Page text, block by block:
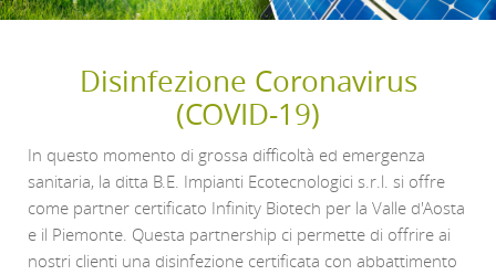
Disinfezione Coronavirus
(COVID-19)
In questo momento di grossa difficoltà ed emergenza
sanitaria, la ditta B.E. Impianti Ecotecnologici s.r.l. si offre
come partner certificato Infinity Biotech per la Valle d'Aosta
e il Piemonte. Questa partnership ci permette di offrire ai
nostri clienti una disinfezione certificata con abbattimento